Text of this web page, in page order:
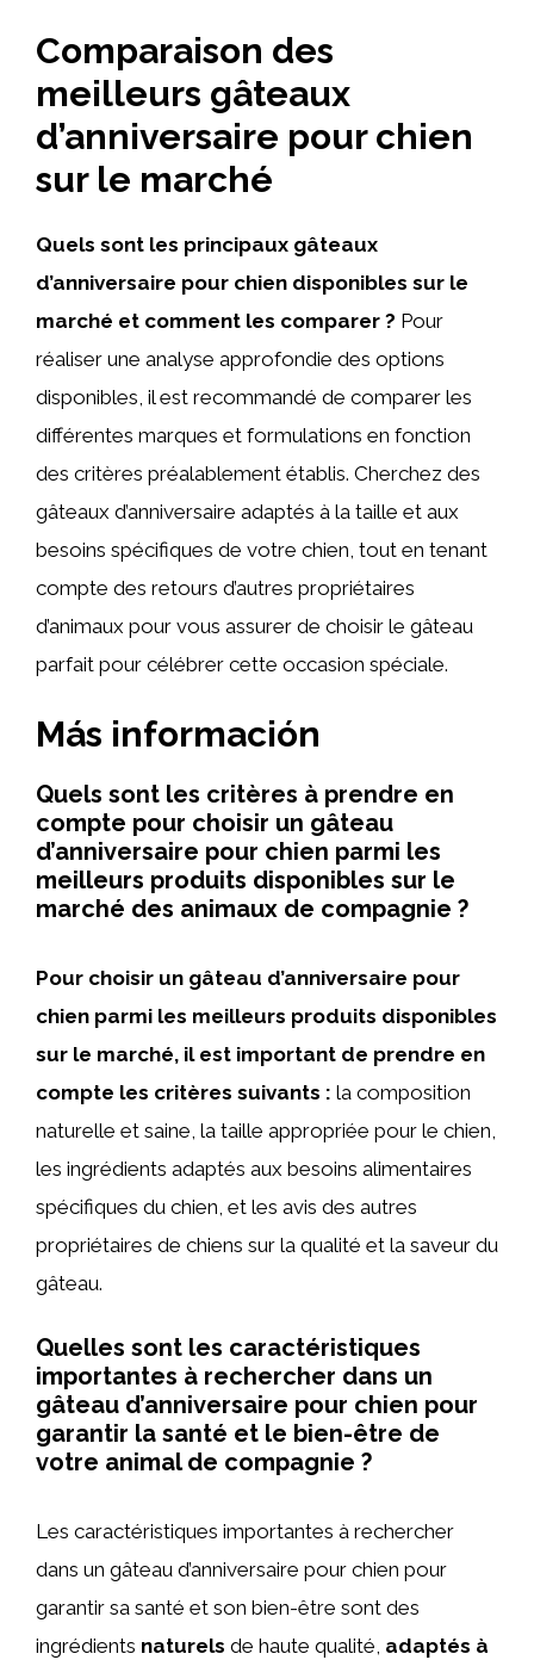
Comparaison des
meilleurs gâteaux
d’anniversaire pour chien
sur le marché
Quels sont les principaux gâteaux
d’anniversaire pour chien disponibles sur le
marché et comment les comparer ? Pour
réaliser une analyse approfondie des options
disponibles, il est recommandé de comparer les
différentes marques et formulations en fonction
des critères préalablement établis. Cherchez des
gâteaux d’anniversaire adaptés à la taille et aux
besoins spécifiques de votre chien, tout en tenant
compte des retours d’autres propriétaires
d’animaux pour vous assurer de choisir le gâteau
parfait pour célébrer cette occasion spéciale.
Más información
Quels sont les critères à prendre en
compte pour choisir un gâteau
d’anniversaire pour chien parmi les
meilleurs produits disponibles sur le
marché des animaux de compagnie ?
Pour choisir un gâteau d’anniversaire pour
chien parmi les meilleurs produits disponibles
sur le marché, il est important de prendre en
compte les critères suivants : la composition
naturelle et saine, la taille appropriée pour le chien,
les ingrédients adaptés aux besoins alimentaires
spécifiques du chien, et les avis des autres
propriétaires de chiens sur la qualité et la saveur du
gâteau.
Quelles sont les caractéristiques
importantes à rechercher dans un
gâteau d’anniversaire pour chien pour
garantir la santé et le bien-être de
votre animal de compagnie ?
Les caractéristiques importantes à rechercher
dans un gâteau d’anniversaire pour chien pour
garantir sa santé et son bien-être sont des
ingrédients naturels de haute qualité, adaptés à